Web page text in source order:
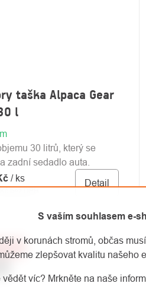
S vaším souhlasem e-
v korunách stromů, občas
zlepšovat kvalitu našeho
vědět víc? Mrkněte na naše
taška Alpaca Gear
l
/ ks Detail
30 litrů, který se
zadní sedadlo auta.
–30 %